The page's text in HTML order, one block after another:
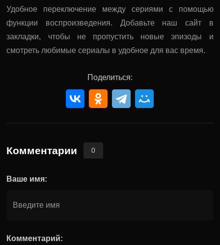
Удобное переключение между сериями с помощью
функции воспроизведения. Добавьте наш сайт в
закладки, чтобы не пропустить новые эпизоды и
смотреть любимые сериалы в удобное для вас время.
Поделиться:
Комментарии 0
Ваше имя:
Комментарий: